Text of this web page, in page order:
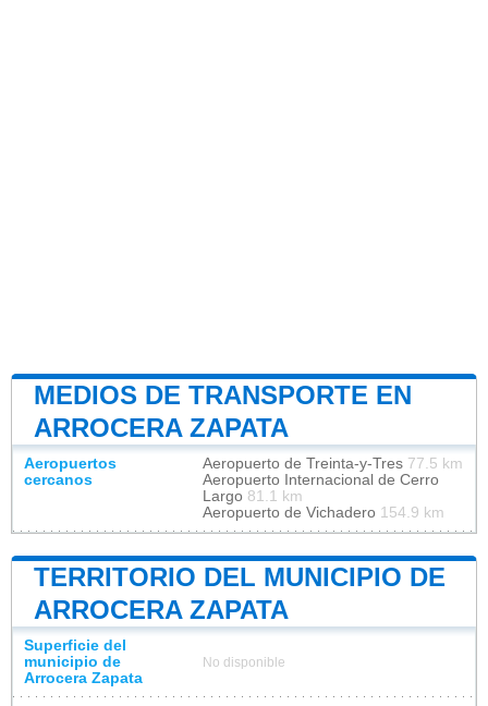
MEDIOS DE TRANSPORTE EN
ARROCERA ZAPATA
Aeropuertos
cercanos
Aeropuerto de Treinta-y-Tres 77.5 km
Aeropuerto Internacional de Cerro
Largo 81.1 km
Aeropuerto de Vichadero 154.9 km
TERRITORIO DEL MUNICIPIO DE
ARROCERA ZAPATA
Superficie del
municipio de
Arrocera Zapata
No disponible